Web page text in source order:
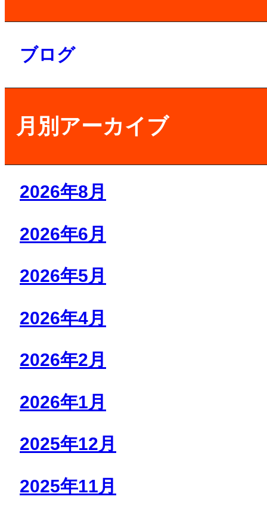
ブログ
月別アーカイブ
2026年8月
2026年6月
2026年5月
2026年4月
2026年2月
2026年1月
2025年12月
2025年11月